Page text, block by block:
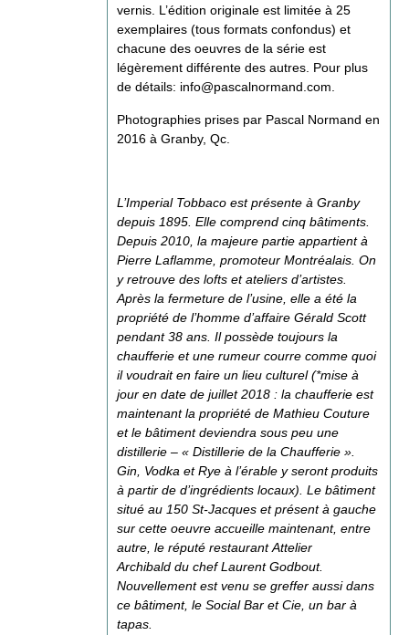
vernis. L’édition originale est limitée à 25
exemplaires (tous formats confondus) et
chacune des oeuvres de la série est
légèrement différente des autres. Pour plus
de détails: info@pascalnormand.com
Photographies prises par Pascal Normand en
2016 à Granby, Qc.
L’Imperial Tobbaco est présente à Granby
depuis 1895. Elle comprend cinq bâtiments.
Depuis 2010, la majeure partie appartient à
Pierre Laflamme, promoteur Montréalais. On
y retrouve des lofts et ateliers d’artistes.
Après la fermeture de l’usine, elle a été la
propriété de l’homme d’affaire Gérald Scott
pendant 38 ans. Il possède toujours la
chaufferie et une rumeur courre comme quoi
il voudrait en faire un lieu culturel (*mise à
jour en date de juillet 2018 : la chaufferie est
maintenant la propriété de Mathieu Couture
et le bâtiment deviendra sous peu une
distillerie – « Distillerie de la Chaufferie ».
Gin, Vodka et Rye à l’érable y seront produits
à partir de d’ingrédients locaux). Le bâtiment
situé au 150 St-Jacques et présent à gauche
sur cette oeuvre accueille maintenant, entre
autre, le réputé restaurant Attelier
Archibald du chef Laurent Godbout.
Nouvellement est venu se greffer aussi dans
ce bâtiment, le Social Bar et Cie, un bar à
tapas.